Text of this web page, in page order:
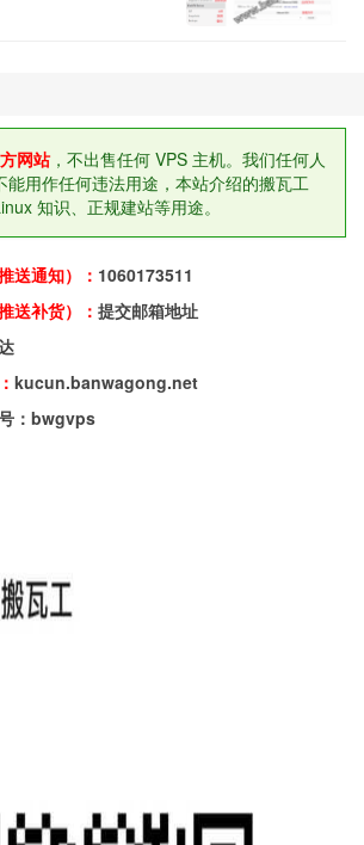
网站，不出售任何 VPS 主机。我们任何人
能用作任何违法用途，本站介绍的搬瓦工
知识、正规建站等用途。
送通知）： 1060173511
送补货）： 提交邮箱地址
kucun.banwagong.net
：bwgvps